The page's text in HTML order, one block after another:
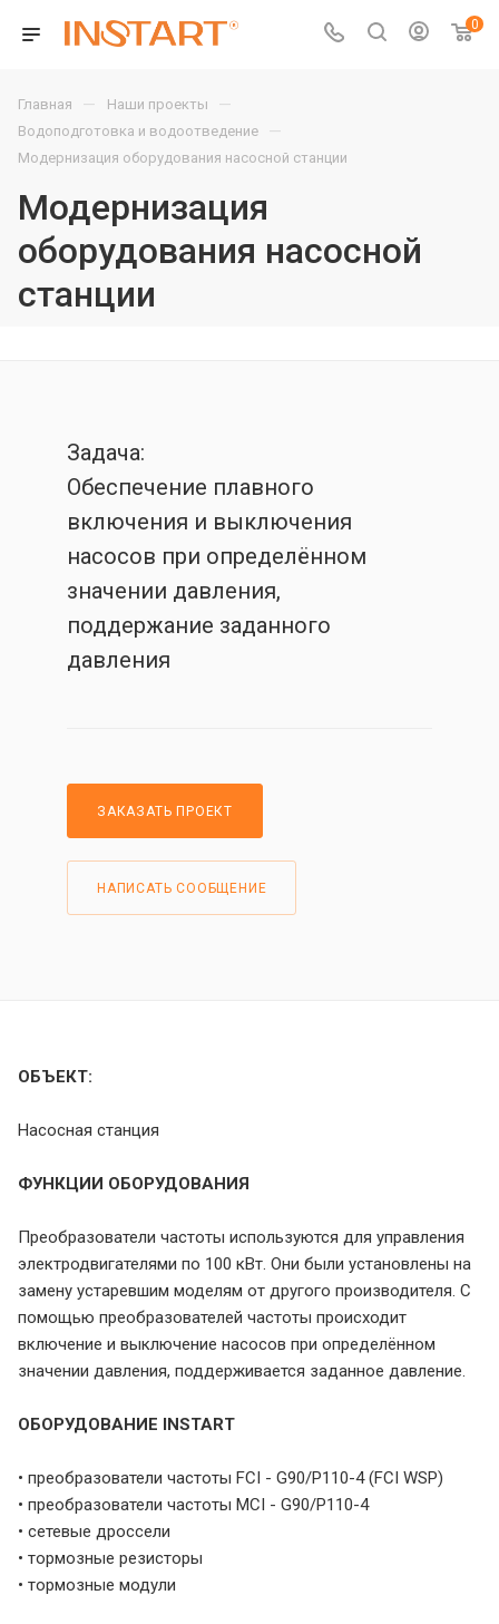
0
Главная — Наши проекты —
Водоподготовка и водоотведение —
Модернизация оборудования насосной станции
Модернизация
оборудования насосной
станции
Задача:
Обеспечение плавного
включения и выключения
насосов при определённом
значении давления,
поддержание заданного
давления
ЗАКАЗАТЬ ПРОЕКТ
НАПИСАТЬ СООБЩЕНИЕ
ОБЪЕКТ:
Насосная станция
ФУНКЦИИ ОБОРУДОВАНИЯ
Преобразователи частоты используются для управления
электродвигателями по 100 кВт. Они были установлены на
замену устаревшим моделям от другого производителя. С
помощью преобразователей частоты происходит
включение и выключение насосов при определённом
значении давления, поддерживается заданное давление.
ОБОРУДОВАНИЕ INSTART
• преобразователи частоты FCI - G90/P110-4 (FCI WSP)
• преобразователи частоты MCI - G90/P110-4
• сетевые дроссели
• тормозные резисторы
• тормозные модули